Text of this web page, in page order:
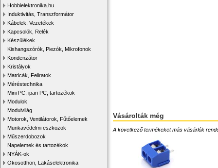
Hobbielektronika.hu
Induktivitás, Transzformátor
Kábelek, Vezetékek
Kapcsolók, Relék
Készülékek
Kishangszórók, Piezók, Mikrofonok
Kondenzátor
Kristályok
Matricák, Feliratok
Méréstechnika
Mini PC, ipari PC, tartozékok
Modulok
Modulvilág
Motorok, Ventilátorok, Fűtőelemek
Munkavédelmi eszközök
Műszerdobozok
Napelemek és tartozékok
NYÁK-ok
Okosotthon, Lakáselektronika
Vásárolták még
A következő termékeket más vásárlók